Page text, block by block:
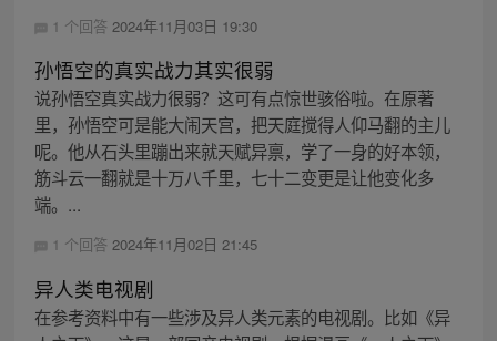
1 个回答 2024年11月03日 19:30
孙悟空的真实战力其实很弱
说孙悟空真实战力很弱？这可有点惊世骇俗啦。在原著
里，孙悟空可是能大闹天宫，把天庭搅得人仰马翻的主儿
呢。他从石头里蹦出来就天赋异禀，学了一身的好本领，
筋斗云一翻就是十万八千里，七十二变更是让他变化多
端。...
1 个回答 2024年11月02日 21:45
异人类电视剧
在参考资料中有一些涉及异人类元素的电视剧。比如《异